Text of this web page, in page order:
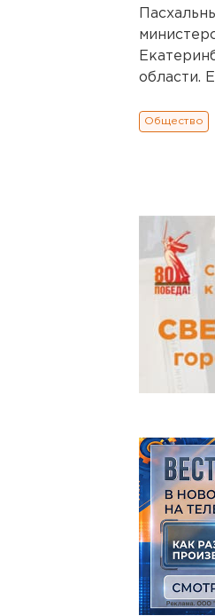
области.
Общество